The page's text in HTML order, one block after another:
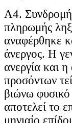
Α4. Συνδρομή
πληρωμής
αναφέρθηκε
άνεργος. Η
ανεργία και
προσόντων
βιώνω
αποτελεί το
μηνιαίο